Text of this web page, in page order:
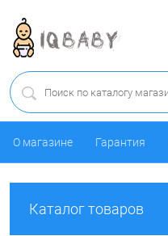
О магазине Гарантия
Каталог товаров